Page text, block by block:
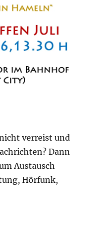
verreist und
Dann
Austausch
Hörfunk,
Sommerferien“